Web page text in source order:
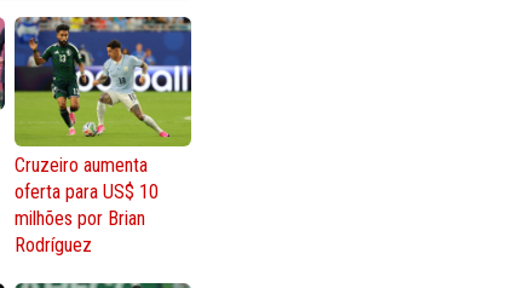
Cruzeiro aumenta
oferta para US$ 10
milhões por Brian
Rodríguez